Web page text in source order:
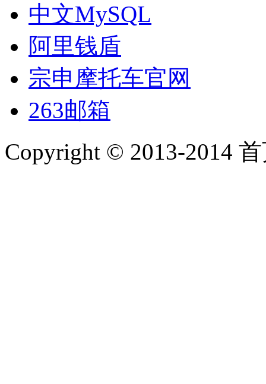
中文MySQL
阿里钱盾
宗申摩托车官网
263邮箱
Copyright © 2013-2014